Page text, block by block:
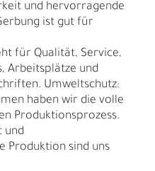
und hervorragende
ist gut für
für Qualität, Service,
Arbeitsplätze und
Umweltschutz:
haben wir die volle
Produktionsprozess.
und
Produktion sind uns